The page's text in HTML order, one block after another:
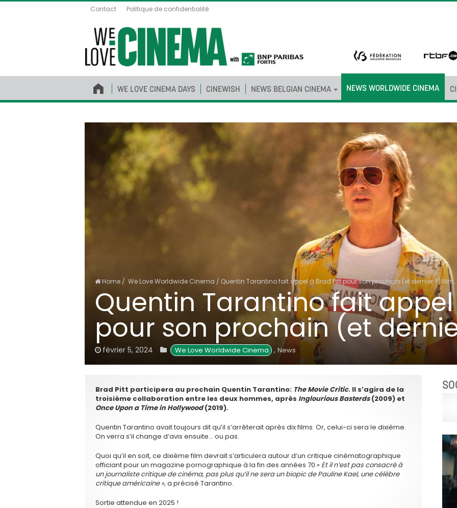
Contact Politique de confidentialité
WE LOVE CINEMA DAYS CINEWISH NEWS BELGIAN CINEMA NEWS WORLDWIDE CINEMA
Home / We Love Worldwide Cinema / Quentin Tarantino fait appel à Brad Pitt pour son prochain (et dernier ?) film…
Quentin Tarantino fait
pour son prochain (et
février 5, 2024 We Love Worldwide Cinema , News
Brad Pitt participera au prochain Quentin Tarantino: The Movie Critic. Il s’agira de la
troisième collaboration entre les deux hommes, après Inglourious Basterds(2009) et
Once Upon a Time in Hollywood(2019).
Quentin Tarantino avait toujours dit qu’il s’arrêterait après dix films. Or, celui-ci sera le dixième.
On verra s’il change d’avis ensuite… ou pas.
Quoi qu’il en soit, ce dixième film devrait s’articulera autour d’un critique cinématographique
officiant pour un magazine pornographique à la fin des années 70.« Et il n’est pas consacré à
un journaliste critique de cinéma, pas plus qu’il ne sera un biopic de Pauline Kael, une célèbre
critique américaine »,a précisé Tarantino.
Sortie attendue en 2025 !